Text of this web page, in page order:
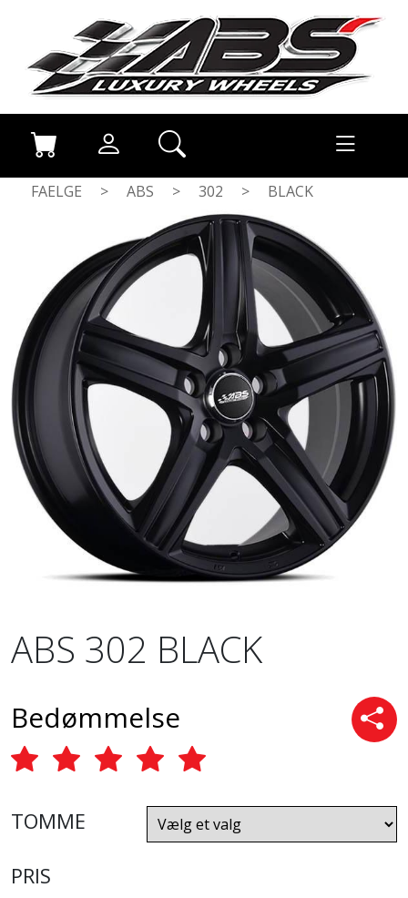
FAELGE > ABS > 302 > BLACK
ABS 302 BLACK
Bedømmelse
TOMME
PRIS